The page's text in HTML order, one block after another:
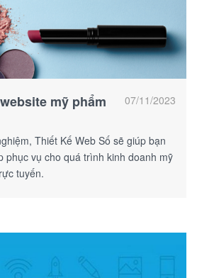
07/11/2023
mỹ phẩm
Thiết Kế Web Số sẽ giúp bạn
phục vụ cho quá trình kinh doanh mỹ
tuyến.